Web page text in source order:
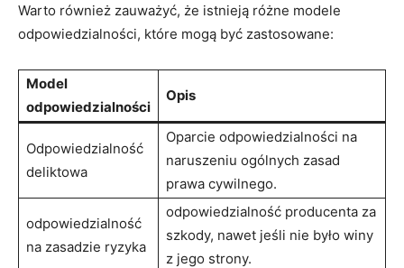
Warto również zauważyć, że istnieją różne modele
odpowiedzialności, które mogą być zastosowane:
Model
odpowiedzialności
Opis
Odpowiedzialność
deliktowa
Oparcie odpowiedzialności na
naruszeniu ogólnych zasad
prawa cywilnego.
odpowiedzialność
na zasadzie ryzyka
odpowiedzialność producenta za
szkody, nawet jeśli nie było winy
z jego strony.